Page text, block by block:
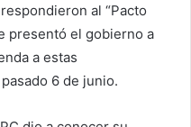
al “Pacto
presentó el gobierno a
a estas
6 de junio.